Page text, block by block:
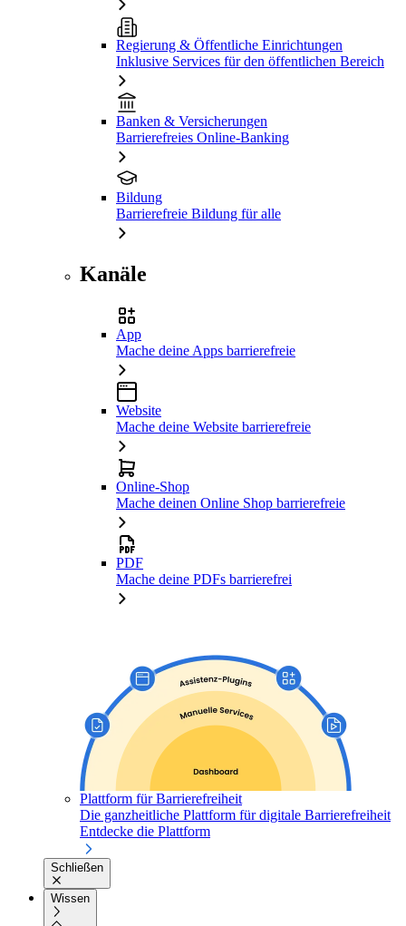
Regierung & Öffentliche Einrichtungen
Inklusive Services für den öffentlichen Bereich
Banken & Versicherungen
Barrierefreies Online-Banking
Bildung
Barrierefreie Bildung für alle
Kanäle
App
Mache deine Apps barrierefreie
Website
Mache deine Website barrierefreie
Online-Shop
Mache deinen Online Shop barrierefreie
PDF
Mache deine PDFs barrierefrei
Plattform für Barrierefreiheit
Die ganzheitliche Plattform für digitale Barrierefreiheit
Entdecke die Plattform
Schließen
Wissen